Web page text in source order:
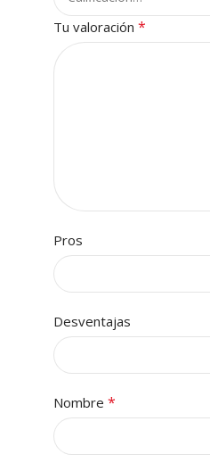
Tu valoración *
Pros
Desventajas
Nombre *